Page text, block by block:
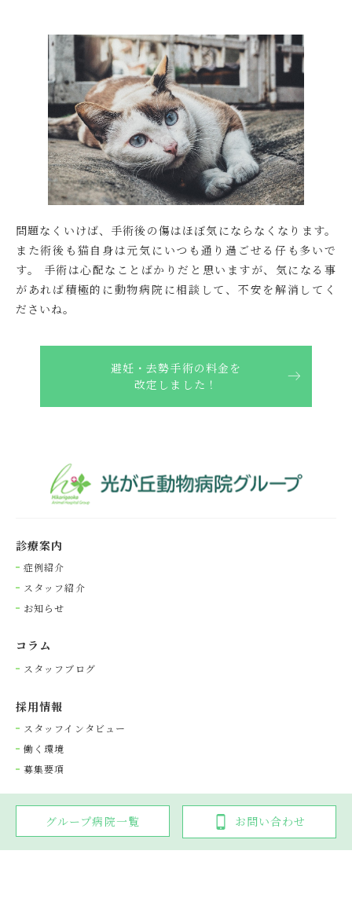
問題なくいけば、手術後の傷はほぼ気にならなくなります。
また術後も猫自身は元気にいつも通り過ごせる仔も多いで
す。 手術は心配なことばかりだと思いますが、気になる事
があれば積極的に動物病院に相談して、不安を解消してく
ださいね。
避妊・去勢手術の料金を
改定しました！
診療案内
症例紹介
スタッフ紹介
お知らせ
コラム
スタッフブログ
採⽤情報
スタッフインタビュー
働く環境
募集要項
Copyright © 光が丘動物病院グループ. All rights reserved.
グループ病院一覧 お問い合わせ